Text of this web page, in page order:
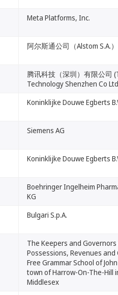
Meta Platforms, Inc.
阿尔斯通公司（Alstom S.A.）
腾讯科技（深圳）有限公司
Technology Shenzhen Co
Koninklijke Douwe Egberts
Siemens AG
Koninklijke Douwe Egberts
Boehringer Ingelheim
KG
Bulgari S.p.A.
The Keepers and
Possessions, Revenues
Free Grammar School of
town of Harrow-On-The-Hill
Middlesex